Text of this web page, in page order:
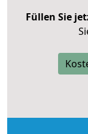
Füllen Sie